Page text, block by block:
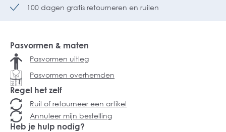
100 dagen gratis retourneren en ruilen
Pasvormen & maten
Pasvormen uitleg
Pasvormen overhemden
Regel het zelf
Ruil of retourneer een artikel
Annuleer mijn bestelling
Heb je hulp nodig?